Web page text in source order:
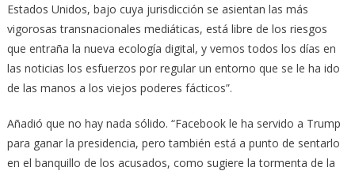
Estados Unidos, bajo cuya jurisdicción se asientan las más
vigorosas transnacionales mediáticas, está libre de los riesgos
que entraña la nueva ecología digital, y vemos todos los días en
las noticias los esfuerzos por regular un entorno que se le ha ido
de las manos a los viejos poderes fácticos”.
Añadió que no hay nada sólido. “Facebook le ha servido a Trump
para ganar la presidencia, pero también está a punto de sentarlo
en el banquillo de los acusados, como sugiere la tormenta de la